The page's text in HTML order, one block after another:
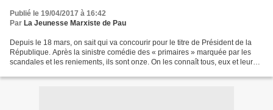
Publié le 19/04/2017 à 16:42
Par La Jeunesse Marxiste de Pau
Depuis le 18 mars, on sait qui va concourir pour le titre de Président de la
République. Après la sinistre comédie des « primaires » marquée par les
scandales et les reniements, ils sont onze. On les connaît tous, eux et leurs